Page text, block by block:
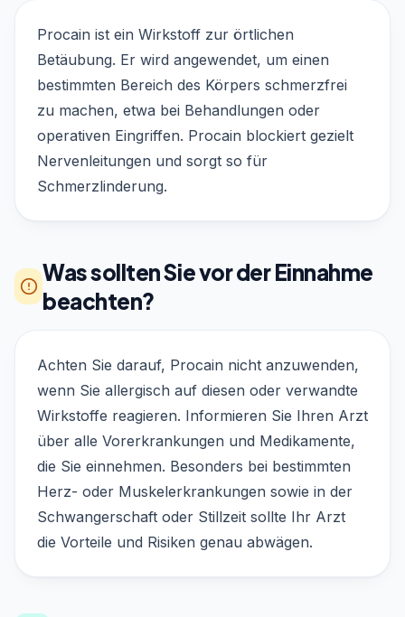
Procain ist ein Wirkstoff zur örtlichen
Betäubung. Er wird angewendet, um einen
bestimmten Bereich des Körpers schmerzfrei
zu machen, etwa bei Behandlungen oder
operativen Eingriffen. Procain blockiert gezielt
Nervenleitungen und sorgt so für
Schmerzlinderung.
Was sollten Sie vor der Einnahme
beachten?
Achten Sie darauf, Procain nicht anzuwenden,
wenn Sie allergisch auf diesen oder verwandte
Wirkstoffe reagieren. Informieren Sie Ihren Arzt
über alle Vorerkrankungen und Medikamente,
die Sie einnehmen. Besonders bei bestimmten
Herz- oder Muskelerkrankungen sowie in der
Schwangerschaft oder Stillzeit sollte Ihr Arzt
die Vorteile und Risiken genau abwägen.